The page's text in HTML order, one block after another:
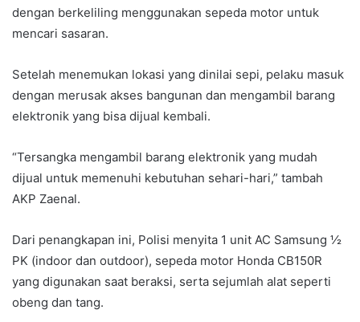
dengan berkeliling menggunakan sepeda motor untuk
mencari sasaran.
Setelah menemukan lokasi yang dinilai sepi, pelaku masuk
dengan merusak akses bangunan dan mengambil barang
elektronik yang bisa dijual kembali.
“Tersangka mengambil barang elektronik yang mudah
dijual untuk memenuhi kebutuhan sehari-hari,” tambah
AKP Zaenal.
Dari penangkapan ini, Polisi menyita 1 unit AC Samsung ½
PK (indoor dan outdoor), sepeda motor Honda CB150R
yang digunakan saat beraksi, serta sejumlah alat seperti
obeng dan tang.